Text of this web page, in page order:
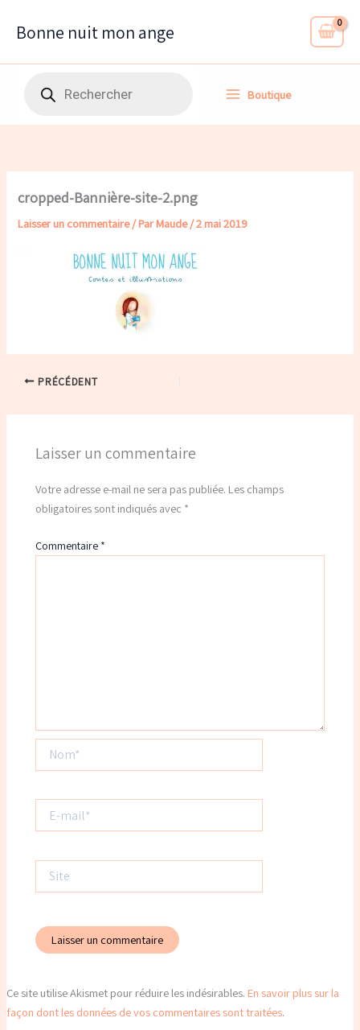
Bonne nuit mon ange
Boutique
cropped-Bannière-site-2.png
Laisser un commentaire/ Par Maude/2 mai 2019
PRÉCÉDENT
Laisser un commentaire
Votre adresse e-mail ne sera pas publiée. Les champs
obligatoires sont indiqués avec *
Commentaire *
mail*
Ce site utilise Akismet pour réduire les indésirables. En savoir plus sur la
façon dont les données de vos commentaires sont traitées.